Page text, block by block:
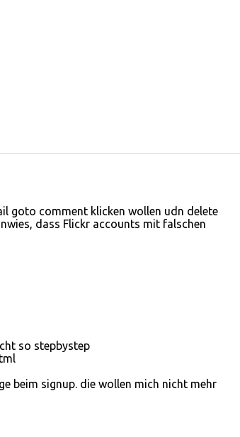
goto comment klicken wollen udn delete
dass Flickr accounts mit falschen
so stepbystep
beim signup. die wollen mich nicht mehr